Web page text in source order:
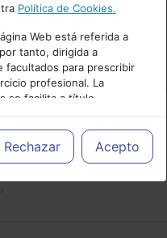
Cancelar
Política de Cookies.
Web está referida a
tanto, dirigida a
facultados para prescribir
profesional. La
se facilita a título
de los
y decidir, en
adecuado a las
Rechazar Acepto